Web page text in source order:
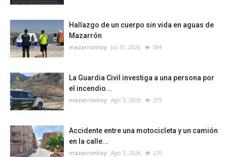
Hallazgo de un cuerpo sin vida en aguas de
Mazarrón
mazarronhoy Jul 31, 2026 384
La Guardia Civil investiga a una persona por
el incendio...
mazarronhoy Ago 5, 2026 375
Accidente entre una motocicleta y un camión
en la calle...
mazarronhoy Ago 5, 2026 270